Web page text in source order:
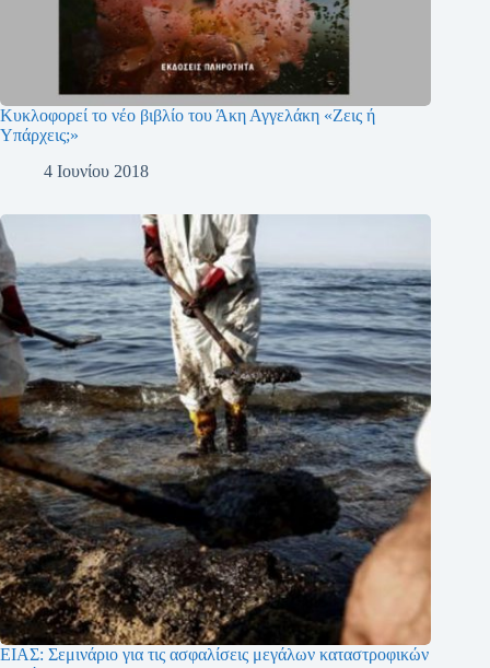
Κυκλοφορεί το νέο βιβλίο του Άκη Αγγελάκη «Ζεις ή
Υπάρχεις;»
4 Ιουνίου 2018
ΕΙΑΣ: Σεμινάριο για τις ασφαλίσεις μεγάλων καταστροφικών